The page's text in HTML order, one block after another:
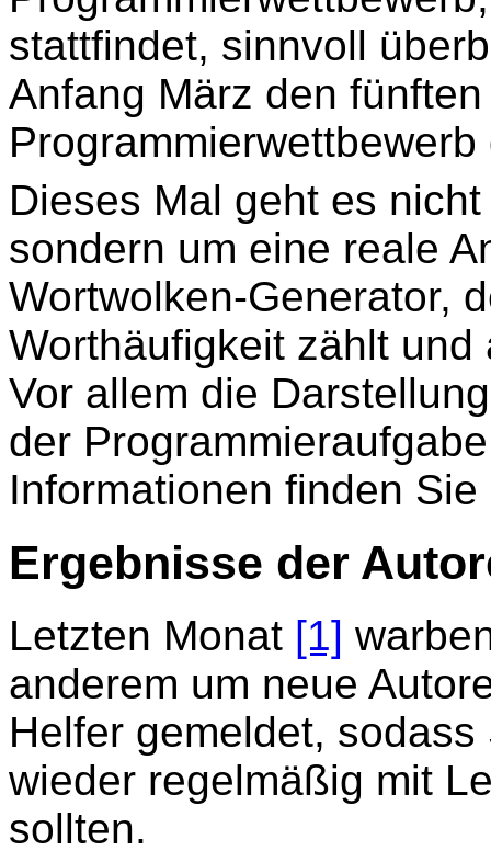
stattfindet, sinnvoll
Anfang März den
Dieses Mal geht es
sondern um eine reale
Wortwolken-Generator,
Worthäufigkeit zählt
Vor allem die
der
Informationen finden
Ergebnisse der
Letzten Monat [1]
anderem um neue
Helfer gemeldet,
wieder regelmäßig mit
sollten.